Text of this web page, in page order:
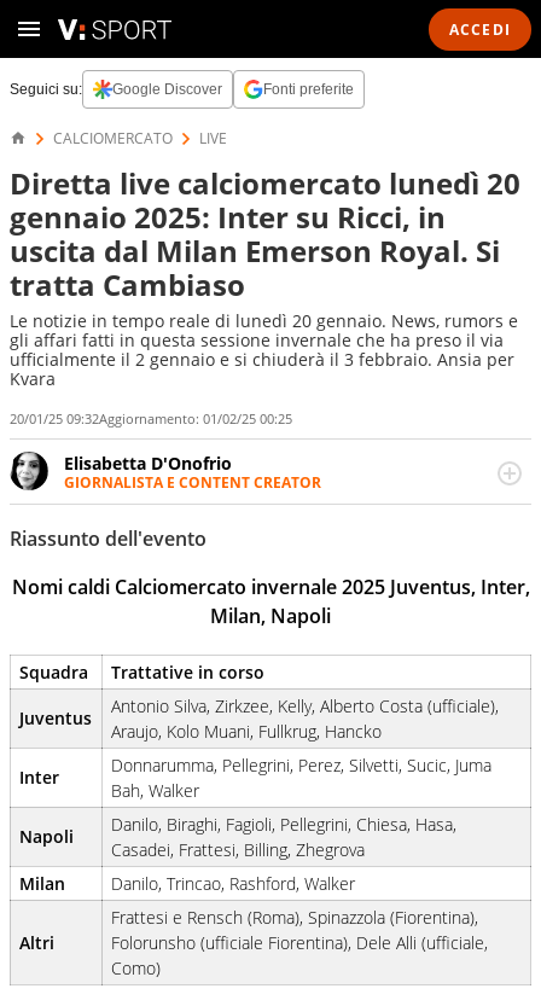
ACCEDI
Seguici su: Google Discover Fonti preferite
CALCIOMERCATO LIVE
Diretta live calciomercato lunedì 20
gennaio 2025: Inter su Ricci, in
uscita dal Milan Emerson Royal. Si
tratta Cambiaso
Le notizie in tempo reale di lunedì 20 gennaio. News, rumors e
gli affari fatti in questa sessione invernale che ha preso il via
ufficialmente il 2 gennaio e si chiuderà il 3 febbraio. Ansia per
Kvara
20/01/25 09:32Aggiornamento: 01/02/25 00:25
Elisabetta D'Onofrio
GIORNALISTA E CONTENT CREATOR
Giornalista professionista dal 2007, scrive per curiosità
personale e necessità: soprattutto di calcio, di sport e dei
suoi protagonisti, concedendosi innocenti evasioni
destra, oggi si sente a suo agio nel ruolo di libero. Cura
una classifica riservata dei migliori 5 calciatori di sempre.
Riassunto dell'evento
Nomi caldi Calciomercato invernale 2025 Juventus, Inter,
Milan, Napoli
Squadra
Trattative in corso
Juventus
Antonio Silva, Zirkzee, Kelly, Alberto Costa (ufficiale),
Araujo, Kolo Muani, Fullkrug, Hancko
Inter
Donnarumma, Pellegrini, Perez, Silvetti, Sucic, Juma
Bah, Walker
Napoli
Danilo, Biraghi, Fagioli, Pellegrini, Chiesa, Hasa,
Casadei, Frattesi, Billing, Zhegrova
Milan
Danilo, Trincao, Rashford, Walker
Altri
Frattesi e Rensch (Roma), Spinazzola (Fiorentina),
Folorunsho (ufficiale Fiorentina), Dele Alli (ufficiale,
Como)